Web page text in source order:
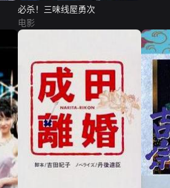
必杀！三味线屋勇次
电影